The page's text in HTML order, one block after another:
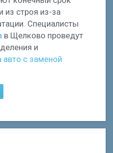
из строя из-за
Специалисты
в Щелково проведут
и
авто с заменой